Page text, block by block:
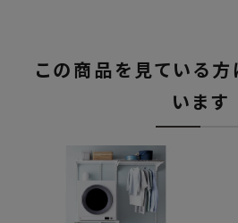
この商品を見ている方
います